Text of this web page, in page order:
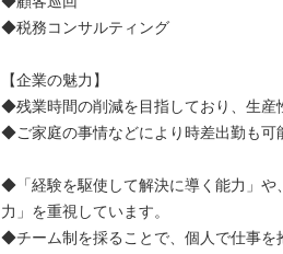
◆税務コンサルティング
【企業の魅力】
◆残業時間の削減を目指しており、生産
◆ご家庭の事情などにより時差出勤も可
◆「経験を駆使して解決に導く能力」や
力」を重視しています。
◆チーム制を採ることで、個人で仕事を